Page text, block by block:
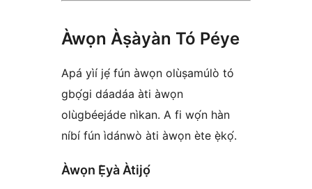
Àwọn Àṣàyàn Tó Péye
Apá yìí jẹ́ fún àwọn olùṣamúlò tó
gbọ́gi dáadáa àti àwọn
olùgbéejáde nìkan. A fi wọ́n hàn
níbí fún ìdánwò àti àwọn ète ẹ̀kọ́.
Àwọn Ẹ̀yà Àtijọ́